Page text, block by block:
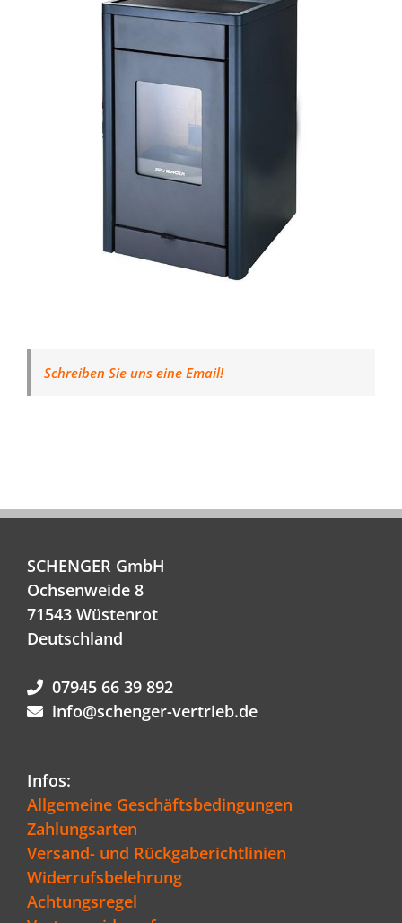
Schreiben Sie uns eine Email!
SCHENGER GmbH
Ochsenweide 8
71543 Wüstenrot
Deutschland
07945 66 39 892
info@schenger-vertrieb.de
Infos:
Allgemeine Geschäftsbedingungen
Zahlungsarten
Versand- und Rückgaberichtlinien
Widerrufsbelehrung
Achtungsregel